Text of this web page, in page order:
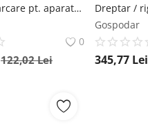
Creta de marcare pt. aparate de trasare cu sfoara, albastru CPB, 1400gr - Sola-66152401
0
122,02Lei
Gospodar
345,77 Lei